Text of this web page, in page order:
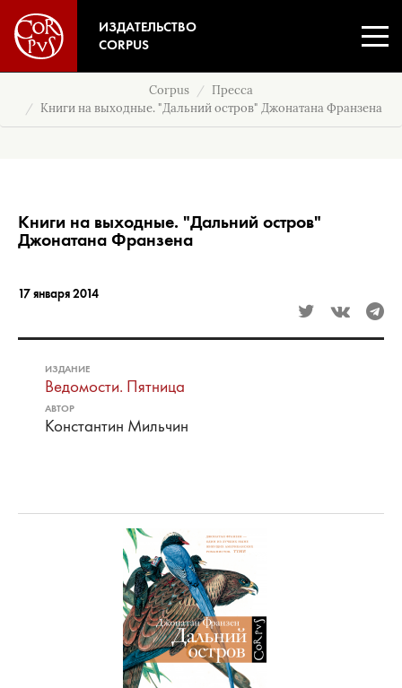
ИЗДАТЕЛЬСТВО
CORPUS
Corpus
Пресса
Книги на выходные. "Дальний остров" Джонатана Франзена
Книги на выходные. "Дальний остров"
Джонатана Франзена
17 января 2014
ИЗДАНИЕ
Ведомости. Пятница
АВТОР
Константин Мильчин